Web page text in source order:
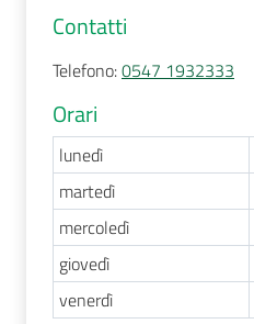
Contatti
Telefono:0547 1932333
Orari
lunedì
martedì
mercoledì
giovedì
venerdì